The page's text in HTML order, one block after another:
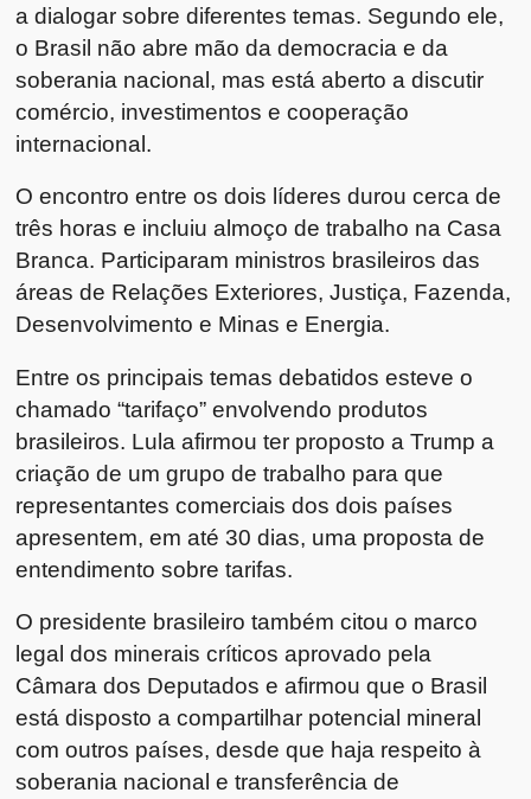
a dialogar sobre diferentes temas. Segundo ele,
o Brasil não abre mão da democracia e da
soberania nacional, mas está aberto a discutir
comércio, investimentos e cooperação
internacional.
O encontro entre os dois líderes durou cerca de
três horas e incluiu almoço de trabalho na Casa
Branca. Participaram ministros brasileiros das
áreas de Relações Exteriores, Justiça, Fazenda,
Desenvolvimento e Minas e Energia.
Entre os principais temas debatidos esteve o
chamado “tarifaço” envolvendo produtos
brasileiros. Lula afirmou ter proposto a Trump a
criação de um grupo de trabalho para que
representantes comerciais dos dois países
apresentem, em até 30 dias, uma proposta de
entendimento sobre tarifas.
O presidente brasileiro também citou o marco
legal dos minerais críticos aprovado pela
Câmara dos Deputados e afirmou que o Brasil
está disposto a compartilhar potencial mineral
com outros países, desde que haja respeito à
soberania nacional e transferência de